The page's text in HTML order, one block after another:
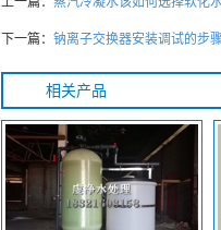
下一篇： 钠离子交换器安装调试的步
相关产品